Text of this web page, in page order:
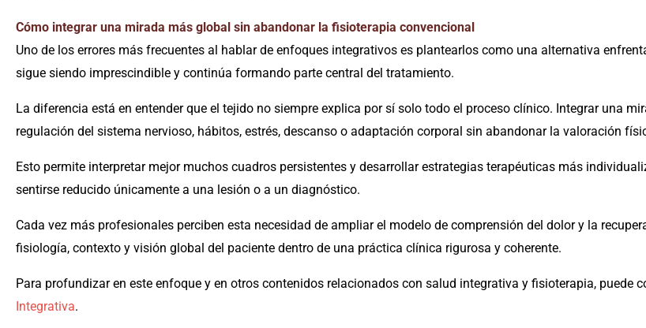
Cómo integrar una mirada más global sin abandonar la fisioterapia convencional
Uno de los errores más frecuentes al hablar de enfoques integrativos es plantearlos como una alternativa
sigue siendo imprescindible y continúa formando parte central del tratamiento.
La diferencia está en entender que el tejido no siempre explica por sí solo todo el proceso clínico. Integrar una
regulación del sistema nervioso, hábitos, estrés, descanso o adaptación corporal sin abandonar la valoración
Esto permite interpretar mejor muchos cuadros persistentes y desarrollar estrategias terapéuticas más
sentirse reducido únicamente a una lesión o a un diagnóstico.
Cada vez más profesionales perciben esta necesidad de ampliar el modelo de comprensión del dolor y la
fisiología, contexto y visión global del paciente dentro de una práctica clínica rigurosa y coherente.
Para profundizar en este enfoque y en otros contenidos relacionados con salud integrativa y fisioterapia, puede
Integrativa.